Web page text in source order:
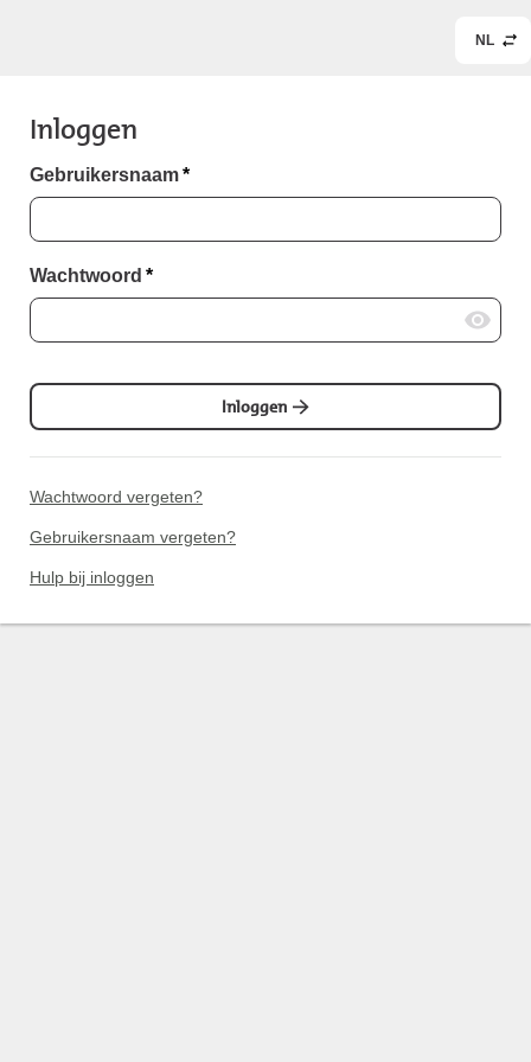
NL
Inloggen
Gebruikersnaam*
Wachtwoord *
Inloggen
Wachtwoord vergeten?
Gebruikersnaam vergeten?
Hulp bij inloggen